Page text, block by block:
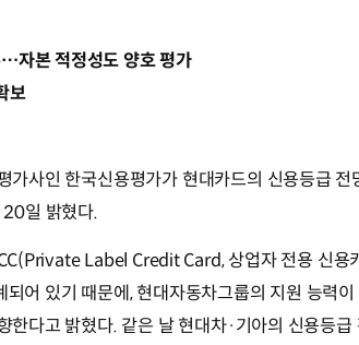
자본 적정성도 양호 평가
보
가사인 한국신용평가가 현대카드의 신용등급
일 밝혔다.
Label Credit Card, 상업자 전용 신용
어 있기 때문에, 현대자동차그룹의 지원 능력
한다고 밝혔다. 같은 날 현대차·기아의 신용등